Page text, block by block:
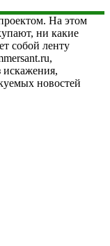
На этом
ни какие
собой ленту
искажения,
новостей